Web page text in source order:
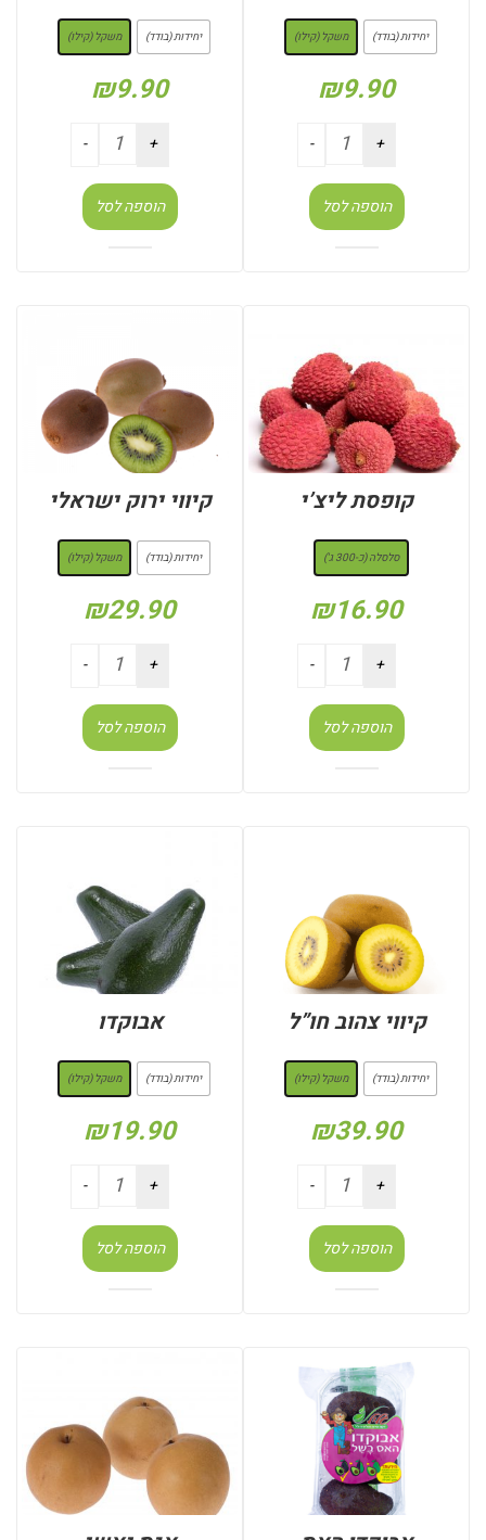
יחידות (בודד) משקל (קילו)
₪9.90
הוספה לסל
יחידות (בודד) משקל (קילו)
₪9.90
הוספה לסל
קופסת ליצ’י
סלסלה (כ-300 ג')
₪16.90
הוספה לסל
קיווי ירוק ישראלי
יחידות (בודד) משקל (קילו)
₪29.90
הוספה לסל
קיווי צהוב חו”ל
יחידות (בודד) משקל (קילו)
₪39.90
הוספה לסל
אבוקדו
יחידות (בודד) משקל (קילו)
₪19.90
הוספה לסל